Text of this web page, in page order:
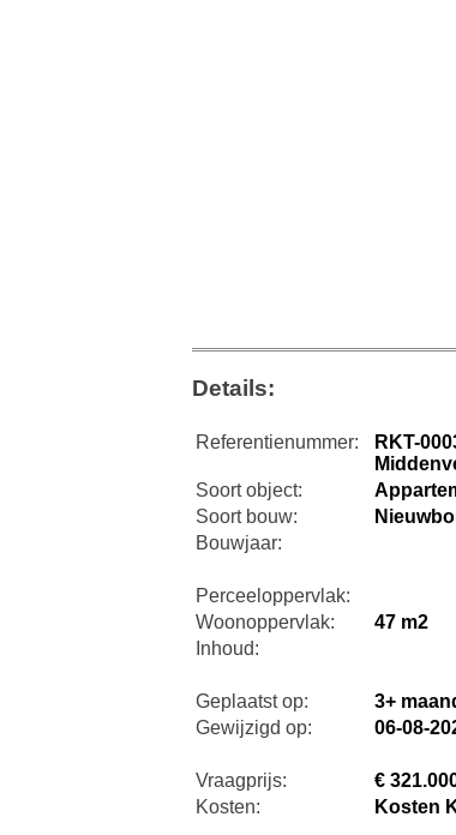
Details:
Referentienummer:
RKT-
Soort object:
Soort bouw:
Bouwjaar:
Perceeloppervlak:
Woonoppervlak:
47 m2
Inhoud:
Geplaatst op:
3+
Gewijzigd op:
06-08-
Vraagprijs:
€
Kosten:
Kosten